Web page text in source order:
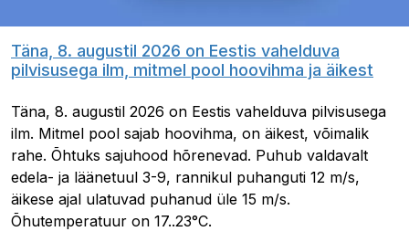
Täna, 8. augustil 2026 on Eestis vahelduva
pilvisusega ilm, mitmel pool hoovihma ja äikest
Täna, 8. augustil 2026 on Eestis vahelduva pilvisusega
ilm. Mitmel pool sajab hoovihma, on äikest, võimalik
rahe. Õhtuks sajuhood hõrenevad. Puhub valdavalt
edela- ja läänetuul 3-9, rannikul puhanguti 12 m/s,
äikese ajal ulatuvad puhanud üle 15 m/s.
Õhutemperatuur on 17..23°C.